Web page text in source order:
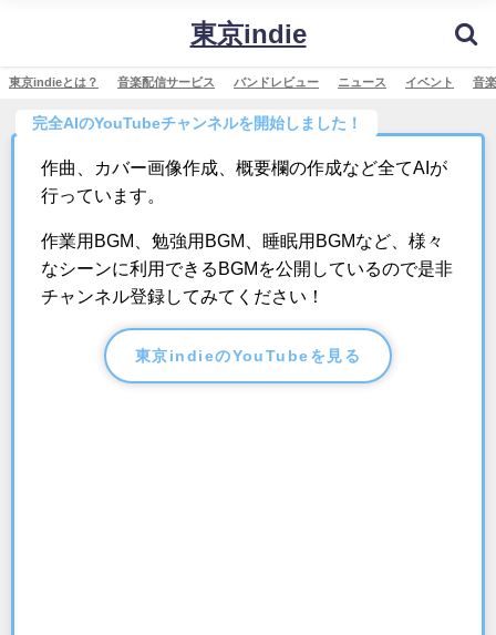
東京indie
東京indieとは？ 音楽配信サービス バンドレビュー ニュース イベント 音
完全AIのYouTubeチャンネルを開始しました！
作曲、カバー画像作成、概要欄の作成など全てAIが
行っています。
作業用BGM、勉強用BGM、睡眠用BGMなど、様々
なシーンに利用できるBGMを公開しているので是非
チャンネル登録してみてください！
東京indieのYouTubeを見る